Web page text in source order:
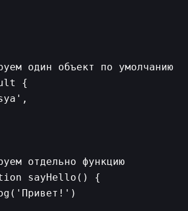
один объект по умолчанию
{
отдельно функцию
sayHello() {